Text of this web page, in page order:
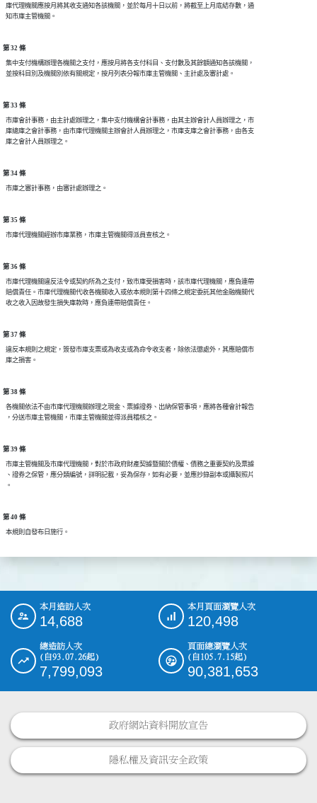
  庫代理機關應按月將其收支通知各該機關，並於每月十日以前，將截至上月底結存數，通
第 32 條
  集中支付機構辦理各機關之支付，應按月將各支付科目、支付數及其餘額通知各該機關，
第 33 條
  市庫會計事務，由主計處辦理之，集中支付機構會計事務，由其主辦會計人員辦理之，市
  庫總庫之會計事務，由市庫代理機關主辦會計人員辦理之，市庫支庫之會計事務，由各支
第 34 條
第 35 條
第 36 條
  市庫代理機關違反法令或契約所為之支付，致市庫受損害時，該市庫代理機關，應負連帶
  賠償責任。市庫代理機關代收各機關收入或依本規則第十四條之規定委託其他金融機關代
第 37 條
  違反本規則之規定，簽發市庫支票或為收支或為命令收支者，除依法懲處外，其應賠償市
第 38 條
  各機關依法不由市庫代理機關辦理之現金、票據證券、出納保管事項，應將各種會計報告
第 39 條
  市庫主管機關及市庫代理機關，對於市政府財產契據暨關於債權、債務之重要契約及票據
  、證券之保管，應分類編號，詳明記載，妥為保存，如有必要，並應抄錄副本或攝製照片
第 40 條
::: 本月造訪人次
14,688
本月頁面瀏覽人次
120,498
總造訪人次
(自93.07.26起)
7,799,093
頁面總瀏覽人次
(自105.7.15起)
90,381,653
政府網站資料開放宣告
隱私權及資訊安全政策